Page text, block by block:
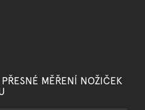
MĚŘENÍ NOŽIČEK